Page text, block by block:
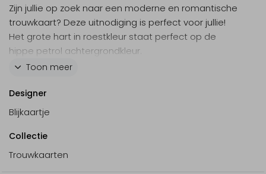
Zijn jullie op zoek naar een moderne en romantische
trouwkaart? Deze uitnodiging is perfect voor jullie!
Het grote hart in roestkleur staat perfect op de
hippe petrol achtergrondkleur.
Dit product maakt deel uit van
Toon meer
Designer
Blijkaartje
Collectie
Trouwkaarten